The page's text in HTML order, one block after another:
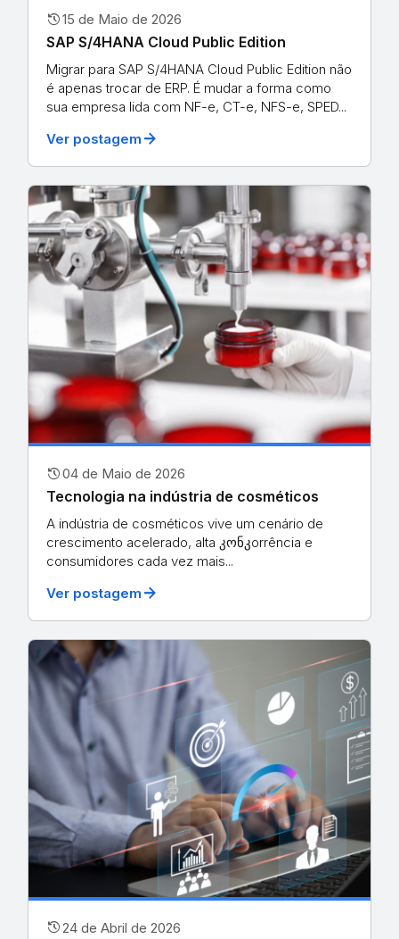
history15 de Maio de 2026
SAP S/4HANA Cloud Public Edition
Migrar para SAP S/4HANA Cloud Public Edition não
é apenas trocar de ERP. É mudar a forma como
sua empresa lida com NF-e, CT-e, NFS-e, SPED...
Ver postagem arrow_forward
history04 de Maio de 2026
Tecnologia na indústria de cosméticos
A indústria de cosméticos vive um cenário de
crescimento acelerado, alta კონკorrência e
consumidores cada vez mais...
Ver postagem arrow_forward
history24 de Abril de 2026